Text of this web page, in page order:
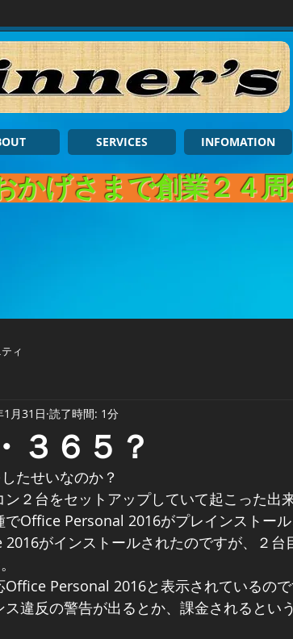
かげさまで創業２４周
SERVICES INFOMATION
ィ
３６５？
1月31日 読了時間: 1分
たせいなのか？
２台をセットアップしていて起こった出
Office Personal 2016がプレインストール
2016がインストールされたのですが、２
Personal 2016と表示されているので
違反の警告が出るとか、課金されるとい